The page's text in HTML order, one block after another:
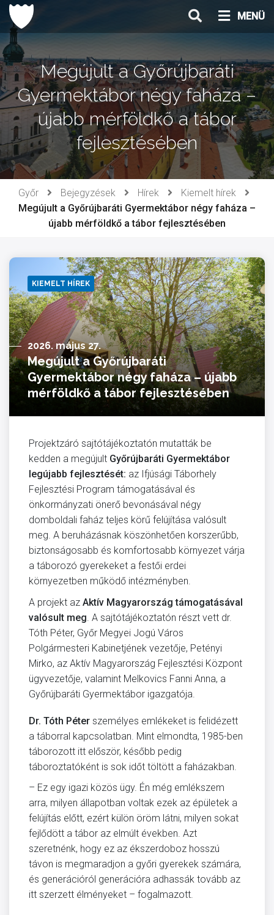
Ugrás
tartalomhoz
MENÜ
Megújult a Győrújbaráti
Gyermektábor négy faháza –
újabb mérföldkő a tábor
fejlesztésében
Győr Bejegyzések Hírek
Kiemelt hírek
Megújult a Győrújbaráti Gyermektábor négy faháza –
újabb mérföldkő a tábor fejlesztésében
KIEMELT HÍREK
2026. május 27.
Megújult a Győrújbaráti
Gyermektábor négy faháza – újabb
mérföldkő a tábor fejlesztésében
Projektzáró sajtótájékoztatón mutatták be
kedden a megújult Győrújbaráti Gyermektábor
legújabb fejlesztését: az Ifjúsági Táborhely
Fejlesztési Program támogatásával és
önkormányzati önerő bevonásával négy
domboldali faház teljes körű felújítása valósult
meg. A beruházásnak köszönhetően korszerűbb,
biztonságosabb és komfortosabb környezet várja
a táborozó gyerekeket a festői erdei
környezetben működő intézményben.
A projekt az Aktív Magyarország támogatásával
valósult meg . A sajtótájékoztatón részt vett dr.
Tóth Péter, Győr Megyei Jogú Város
Polgármesteri Kabinetjének vezetője, Petényi
Mirko, az Aktív Magyarország Fejlesztési Központ
ügyvezetője, valamint Melkovics Fanni Anna, a
Győrújbaráti Gyermektábor igazgatója.
Dr. Tóth Péter személyes emlékeket is felidézett
a táborral kapcsolatban. Mint elmondta, 1985-ben
táborozott itt először, később pedig
táboroztatóként is sok időt töltött a faházakban.
– Ez egy igazi közös ügy. Én még emlékszem
arra, milyen állapotban voltak ezek az épületek a
felújítás előtt, ezért külön öröm látni, milyen sokat
fejlődött a tábor az elmúlt években. Azt
szeretnénk, hogy ez az ékszerdoboz hosszú
távon is megmaradjon a győri gyerekek számára,
és generációról generációra adhassák tovább az
itt szerzett élményeket – fogalmazott.